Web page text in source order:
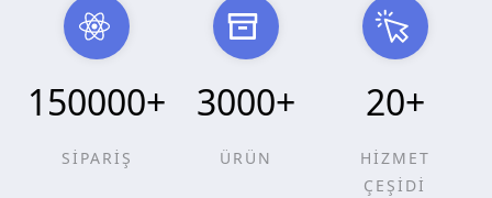
150000+
SİPARİŞ
3000+
ÜRÜN
20+
HİZMET
ÇEŞİDİ